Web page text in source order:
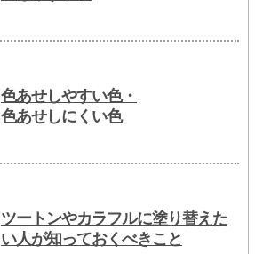
色あせしやすい色・
色あせしにくい色
ツートンやカラフルに塗り替えた
い人が知っておくべきこと